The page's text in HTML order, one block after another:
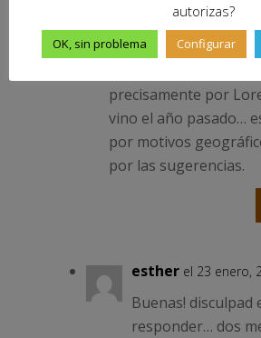
Lo del Olentzero
interesante. ¿Tienes
precisamente por
vino el año pasado…
por motivos
por las sugerencias.
esther el 23 enero,
Buenas! disculpad
responder… dos
autorizas?
OK, sin problema Configurar